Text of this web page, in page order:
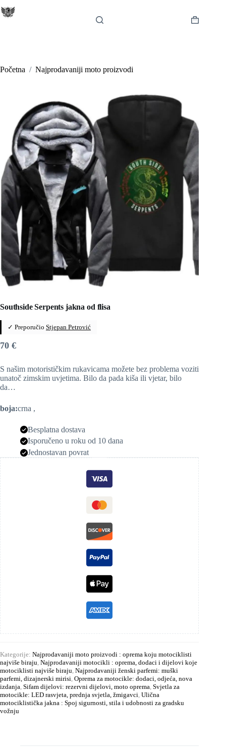
na
Košarica
Početna / Najprodavaniji moto proizvodi
Southside Serpents jakna od flisa
✓ Preporučio Stjepan Petrović
70 €
S našim motorističkim rukavicama možete bez problema voziti
unatoč zimskim uvjetima. Bilo da pada kiša ili vjetar, bilo
da…
boja:crna ,
Besplatna dostava
Isporučeno u roku od 10 dana
Jednostavan povrat
Kategorije: Najprodavaniji moto proizvodi : oprema koju motociklisti
najviše biraju, Najprodavaniji motocikli : oprema, dodaci i dijelovi koje
motociklisti najviše biraju, Najprodavaniji ženski parfemi: muški
parfemi, dizajnerski mirisi, Oprema za motocikle: dodaci, odjeća, nova
izdanja, Sifam dijelovi: rezervni dijelovi, moto oprema, Svjetla za
motocikle: LED rasvjeta, prednja svjetla, žmigavci, Ulična
motociklistička jakna : Spoj sigurnosti, stila i udobnosti za gradsku
vožnju